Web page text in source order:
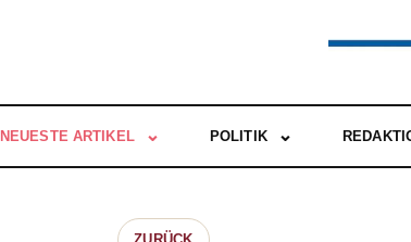
NEUESTE ARTIKEL POLITIK